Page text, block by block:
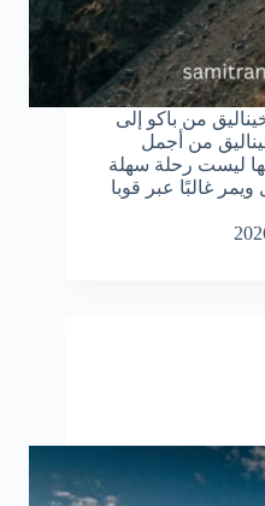
من باكو إلى
من أجمل
ليست رحلة سهلة
غالبًا عبر قوبا